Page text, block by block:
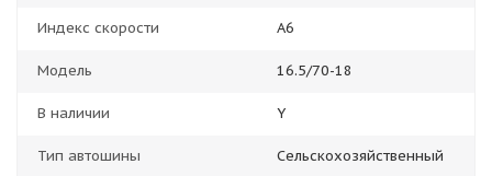
Индекс скорости А6
Модель 16.5/70-18
В наличии Y
Тип автошины Сельскохозяйственный